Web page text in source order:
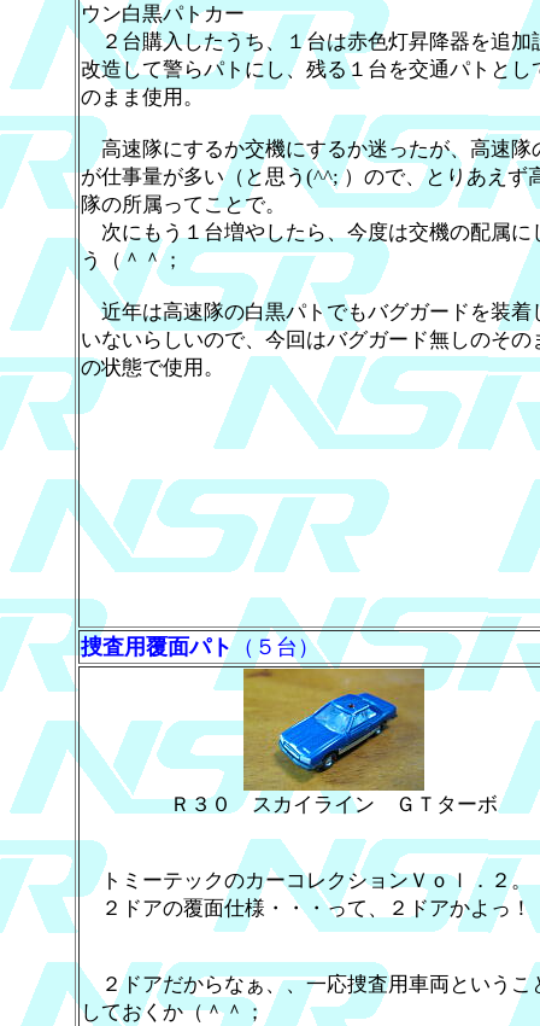
ウン白黒パトカー
２台購入したうち、１台は赤色灯昇降器を追加
改造して警らパトにし、残る１台を交通パトとし
のまま使用。
高速隊にするか交機にするか迷ったが、高速隊
が仕事量が多い（と思う(^^; ）ので、とりあえず
隊の所属ってことで。
次にもう１台増やしたら、今度は交機の配属に
う（＾＾；
近年は高速隊の白黒パトでもバグガードを装着
いないらしいので、今回はバグガード無しのその
の状態で使用。
捜査用覆面パト（５台）
Ｒ３０ スカイライン ＧＴターボ
トミーテックのカーコレクションＶｏｌ．２。
２ドアの覆面仕様・・・って、２ドアかよっ！
２ドアだからなぁ、、一応捜査用車両というこ
しておくか（＾＾；